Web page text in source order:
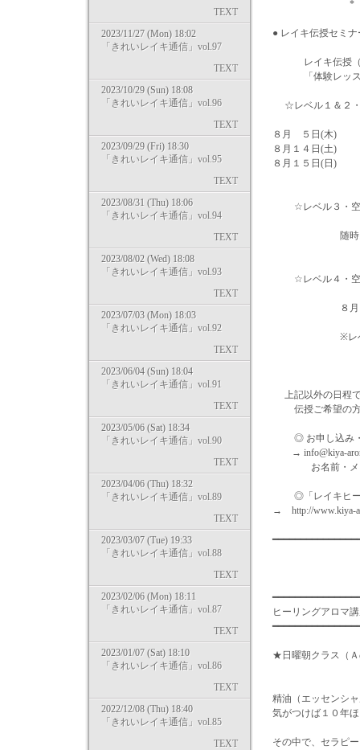
TEXT
2023/11/27 (Mon) 18:02
「きれいレイキ通信」vol.97
TEXT
2023/10/29 (Sun) 18:08
「きれいレイキ通信」vol.96
TEXT
2023/09/29 (Fri) 18:30
「きれいレイキ通信」vol.95
TEXT
2023/08/31 (Thu) 18:06
「きれいレイキ通信」vol.94
TEXT
2023/08/02 (Wed) 18:08
「きれいレイキ通信」vol.93
TEXT
2023/07/03 (Mon) 18:03
「きれいレイキ通信」vol.92
TEXT
2023/06/04 (Sun) 18:04
「きれいレイキ通信」vol.91
TEXT
2023/05/06 (Sat) 18:34
「きれいレイキ通信」vol.90
TEXT
2023/04/06 (Thu) 18:32
「きれいレイキ通信」vol.89
TEXT
2023/03/07 (Tue) 19:33
「きれいレイキ通信」vol.88
TEXT
2023/02/06 (Mon) 18:11
「きれいレイキ通信」vol.87
TEXT
2023/01/07 (Sat) 18:10
「きれいレイキ通信」vol.86
TEXT
2022/12/08 (Thu) 18:40
「きれいレイキ通信」vol.85
TEXT
*
● レイキ伝授セミ
レイキ伝授（ア
「体験レッスン
☆レベル１＆２
８月 ５日(
８月１４日(
８月１５日(
☆レベル３・空
随時お申
☆レベル４・空
８月 ７日
※レベル４は再
上記以外の日程
伝授ご希望の方
◎ お申し込み・
→ info@kiya-
お名前・メール
◎「レイキヒーリ
→ http://www.kiya-
ヒーリング
★日曜朝クラス（
精油（エッセンシ
気がつけば１０年
その中で、セラピ